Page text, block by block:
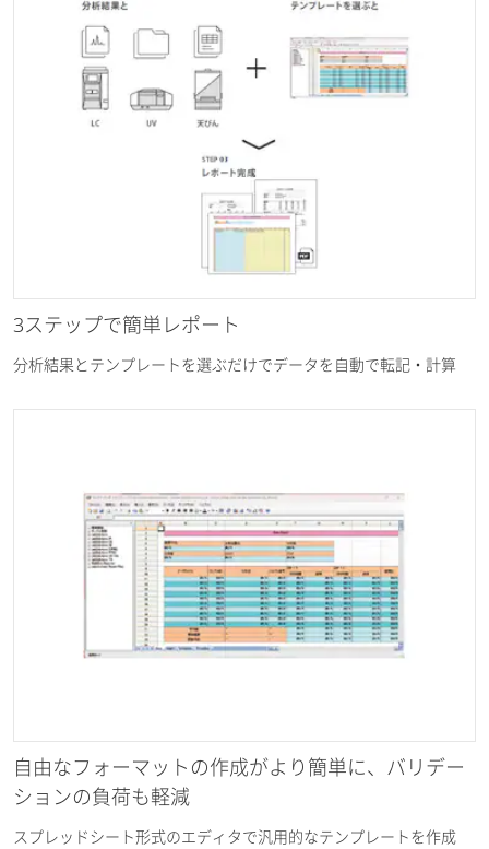
3ステップで簡単レポート
分析結果とテンプレートを選ぶだけでデータを自動で転記・計算
自由なフォーマットの作成がより簡単に、バリデー
ションの負荷も軽減
スプレッドシート形式のエディタで汎用的なテンプレートを作成